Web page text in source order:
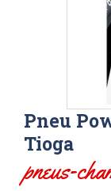
Pneu
Tioga
pneus-